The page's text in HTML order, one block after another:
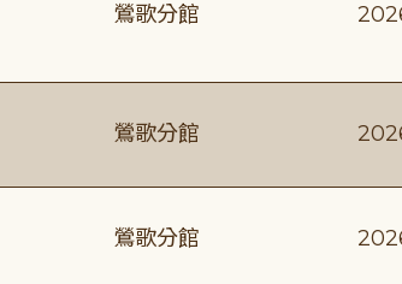
鶯歌分館
鶯歌分館
鶯歌分館